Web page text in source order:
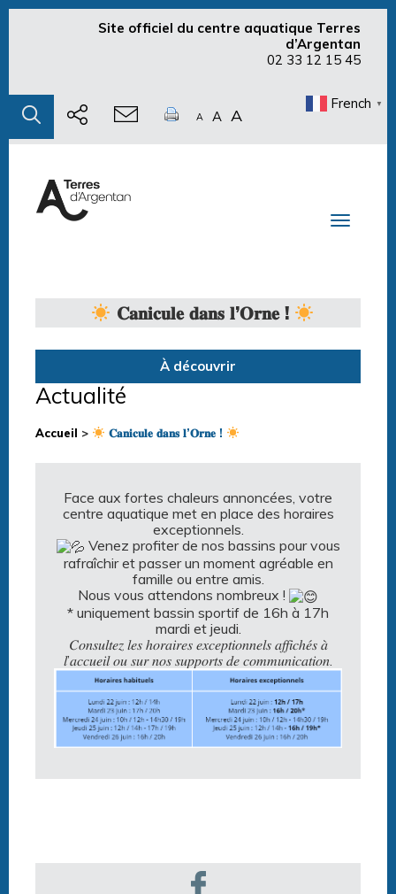
Site officiel du centre aquatique Terres
d’Argentan
02 33 12 15 45
A A A
French ▼
Toggle
𝐂𝐚𝐧𝐢𝐜𝐮𝐥𝐞 𝐝𝐚𝐧𝐬 𝐥’𝐎𝐫𝐧𝐞 !
À découvrir
Actualité
Accueil > 𝐂𝐚𝐧𝐢𝐜𝐮𝐥𝐞 𝐝𝐚𝐧𝐬 𝐥’𝐎𝐫𝐧𝐞 !
Face aux fortes chaleurs annoncées, votre
centre aquatique met en place des horaires
exceptionnels.
Venez profiter de nos bassins pour vous
rafraîchir et passer un moment agréable en
famille ou entre amis.
Nous vous attendons nombreux !
* uniquement bassin sportif de 16h à 17h
mardi et jeudi.
𝐶𝑜𝑛𝑠𝑢𝑙𝑡𝑒𝑧 𝑙𝑒𝑠 ℎ𝑜𝑟𝑎𝑖𝑟𝑒𝑠 𝑒𝑥𝑐𝑒𝑝𝑡𝑖𝑜𝑛𝑛𝑒𝑙𝑠 𝑎𝑓𝑓𝑖𝑐ℎ𝑒́𝑠 𝑎̀
𝑙’𝑎𝑐𝑐𝑢𝑒𝑖𝑙 𝑜𝑢 𝑠𝑢𝑟 𝑛𝑜𝑠 𝑠𝑢𝑝𝑝𝑜𝑟𝑡𝑠 𝑑𝑒 𝑐𝑜𝑚𝑚𝑢𝑛𝑖𝑐𝑎𝑡𝑖𝑜𝑛.